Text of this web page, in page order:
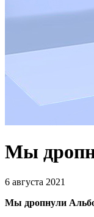
Мы
6 августа 2021
Мы дропнули